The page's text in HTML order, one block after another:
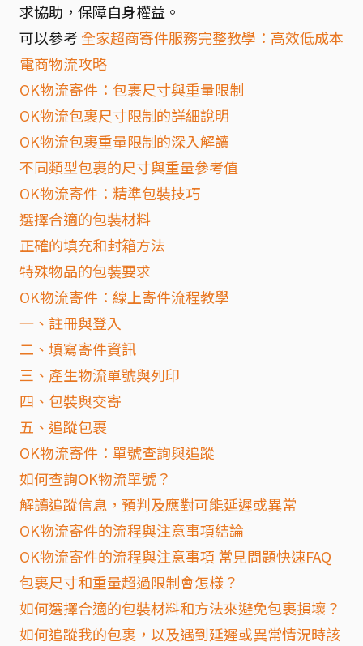
求協助，保障自身權益。
可以參考 全家超商寄件服務完整教學：高效低成本
電商物流攻略
OK物流寄件：包裹尺寸與重量限制
OK物流包裹尺寸限制的詳細說明
OK物流包裹重量限制的深入解讀
不同類型包裹的尺寸與重量參考值
OK物流寄件：精準包裝技巧
選擇合適的包裝材料
正確的填充和封箱方法
特殊物品的包裝要求
OK物流寄件：線上寄件流程教學
一、註冊與登入
二、填寫寄件資訊
三、產生物流單號與列印
四、包裝與交寄
五、追蹤包裹
OK物流寄件：單號查詢與追蹤
如何查詢OK物流單號？
解讀追蹤信息，預判及應對可能延遲或異常
OK物流寄件的流程與注意事項結論
OK物流寄件的流程與注意事項 常見問題快速FAQ
包裹尺寸和重量超過限制會怎樣？
如何選擇合適的包裝材料和方法來避免包裹損壞？
如何追蹤我的包裹，以及遇到延遲或異常情況時該